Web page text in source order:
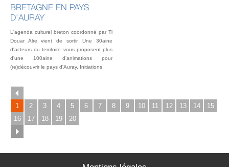
BRETAGNE EN PAYS
D'AURAY
L'agenda culturel breton coordonné par Ti
Douar Alre vient de sortir. Une 30aine
d'acteurs du territoire vous proposent plus
d'une 100aine d'animations pour
(re)découvrir le pays d'Auray. Initiations
1 2 3 4 5 6 7 8 9 10 11 12 13 14
15
16
17 18 19 20